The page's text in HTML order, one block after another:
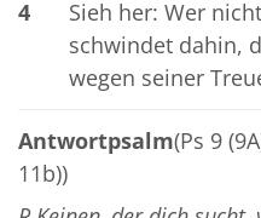
4
Sieh her: Wer
schwindet dahin,
wegen seiner
Antwortpsalm(Ps 9
11b))